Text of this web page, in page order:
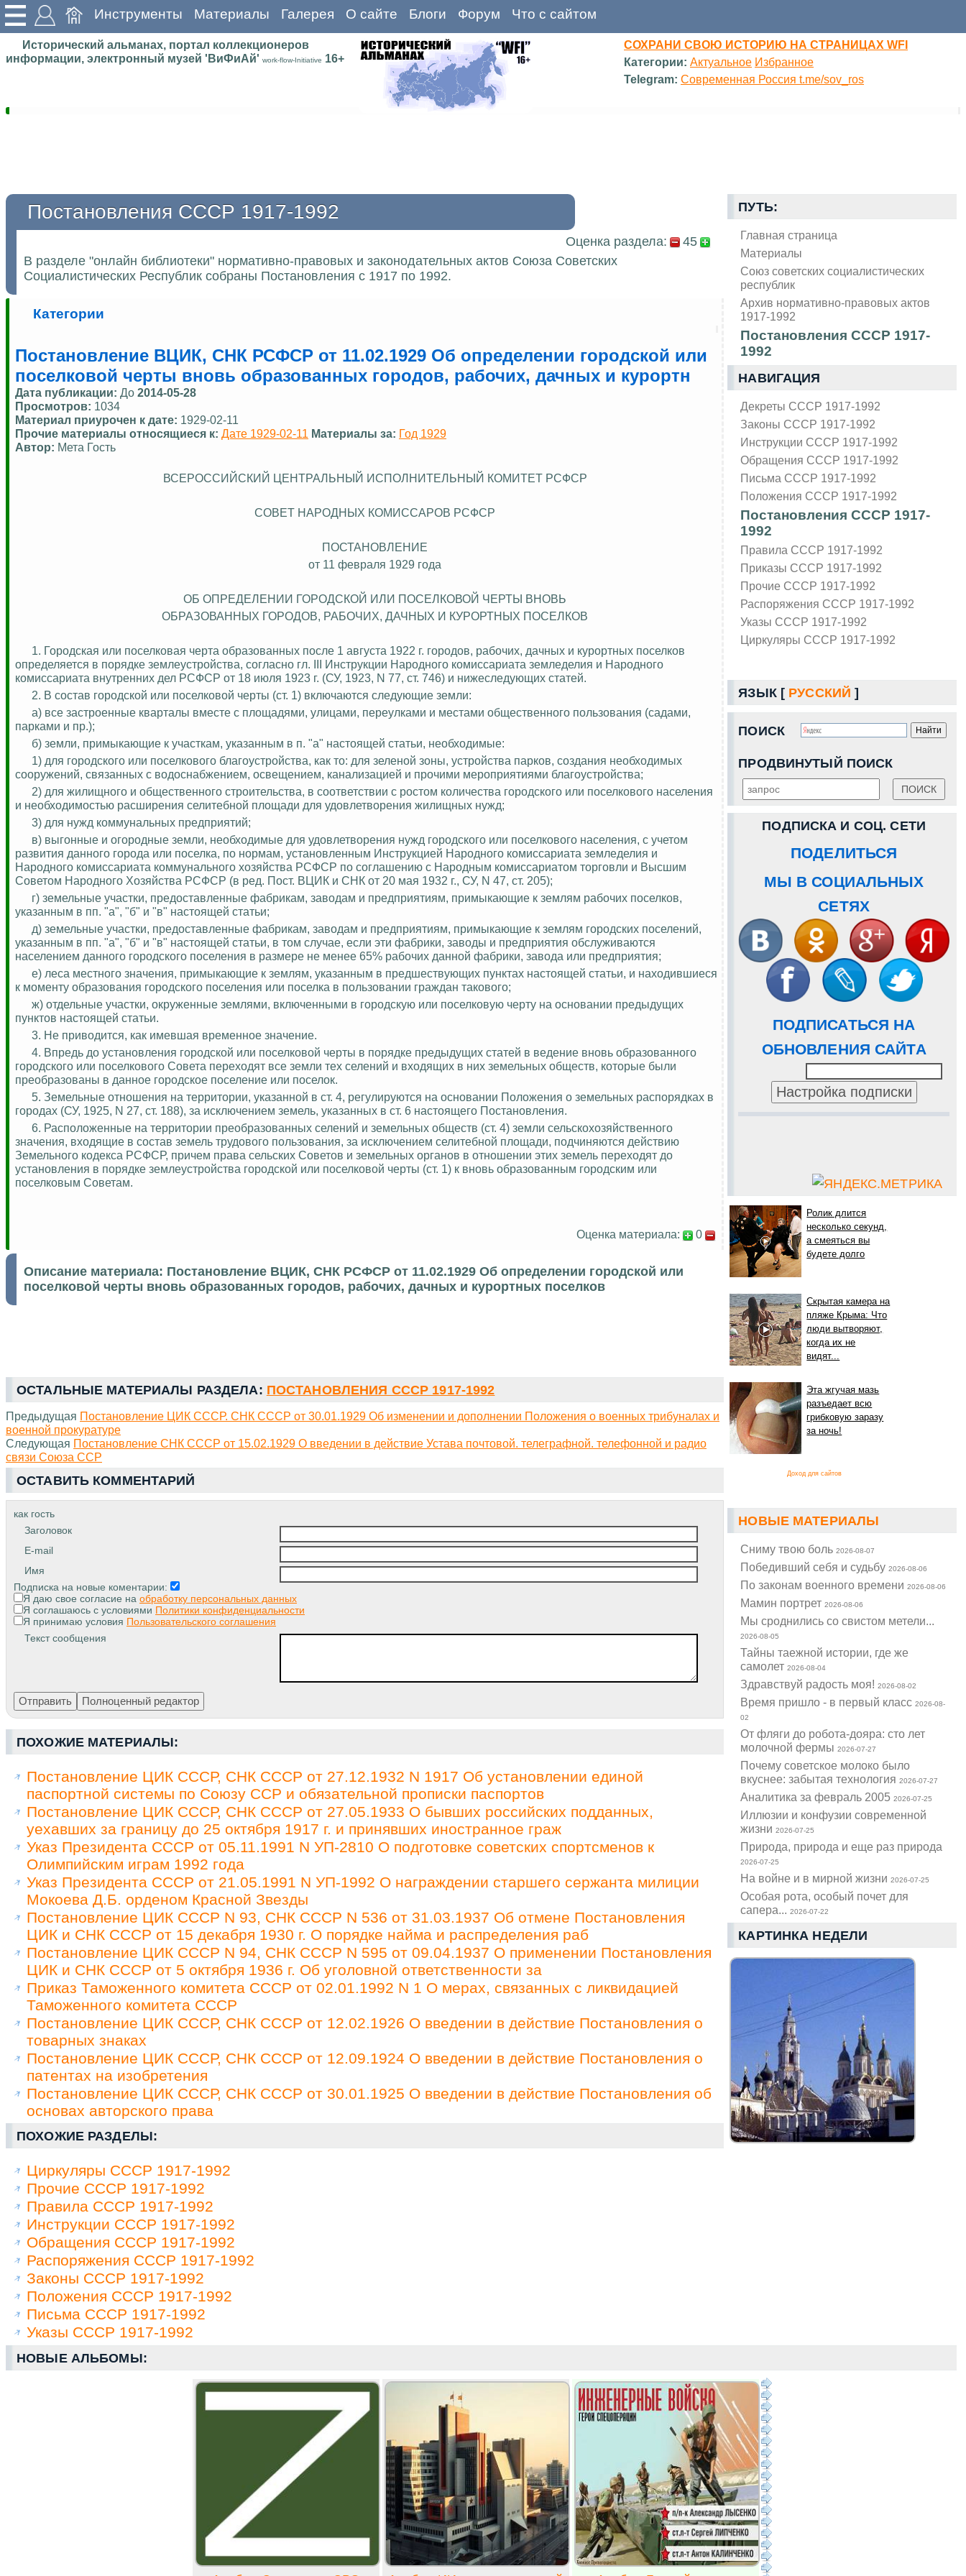
Инструменты Материалы Галерея О сайте Блоги Форум Что с сайтом
Исторический альманах, портал коллекционеров
информации, электронный музей 'ВиФиАй' work-flow-Initiative 16+
СОХРАНИ СВОЮ ИСТОРИЮ НА СТРАНИЦАХ WFI
Категории: Актуальное Избранное
Telegram: Современная Россия t.me/sov_ros
ПУТЬ:
Главная страница
Материалы
Союз советских социалистических
республик
Архив нормативно-правовых актов
1917-1992
Постановления СССР 1917-
1992
НАВИГАЦИЯ
Декреты СССР 1917-1992
Законы СССР 1917-1992
Инструкции СССР 1917-1992
Обращения СССР 1917-1992
Письма СССР 1917-1992
Положения СССР 1917-1992
Постановления СССР 1917-
1992
Правила СССР 1917-1992
Приказы СССР 1917-1992
Прочие СССР 1917-1992
Распоряжения СССР 1917-1992
Указы СССР 1917-1992
Циркуляры СССР 1917-1992
ЯЗЫК [ РУССКИЙ ]
ПОИСК
ПРОДВИНУТЫЙ ПОИСК
ПОДПИСКА И СОЦ. СЕТИ
ПОДЕЛИТЬСЯ
МЫ В СОЦИАЛЬНЫХ
СЕТЯХ
ПОДПИСАТЬСЯ НА
ОБНОВЛЕНИЯ САЙТА
Ролик длится
несколько секунд,
а смеяться вы
будете долго
Скрытая камера на
пляже Крыма: Что
люди вытворяют,
когда их не
видят...
Эта жгучая мазь
разъедает всю
грибковую заразу
за ночь!
Доход для сайтов
НОВЫЕ МАТЕРИАЛЫ
Cниму твою боль2026-08-07
Победивший себя и судьбу2026-08-06
По законам военного времени2026-08-06
Мамин портрет2026-08-06
Мы сроднились со свистом метели...
2026-08-05
Тайны таежной истории, где же
самолет2026-08-04
Здравствуй радость моя!2026-08-02
Время пришло - в первый класс2026-08-
02
От фляги до робота-дояра: сто лет
молочной фермы2026-07-27
Почему советское молоко было
вкуснее: забытая технология2026-07-27
Аналитика за февраль 20052026-07-25
Иллюзии и конфузии современной
жизни2026-07-25
Природа, природа и еще раз природа
2026-07-25
На войне и в мирной жизни2026-07-25
Особая рота, особый почет для
сапера...2026-07-22
КАРТИНКА НЕДЕЛИ
Постановления СССР 1917-1992
Оценка раздела:
45
В разделе "онлайн библиотеки" нормативно-правовых и законодательных актов Союза Советских
Социалистических Республик собраны Постановления с 1917 по 1992.
Категории
Постановление ВЦИК, СНК РСФСР от 11.02.1929 Об определении городской или
поселковой черты вновь образованных городов, рабочих, дачных и курортн
Дата публикации: До 2014-05-28
Просмотров: 1034
Материал приурочен к дате: 1929-02-11
Прочие материалы относящиеся к: Дате 1929-02-11 Материалы за: Год 1929
Автор: Мета Гость
ВСЕРОССИЙСКИЙ ЦЕНТРАЛЬНЫЙ ИСПОЛНИТЕЛЬНЫЙ КОМИТЕТ РСФСР
СОВЕТ НАРОДНЫХ КОМИССАРОВ РСФСР
ПОСТАНОВЛЕНИЕ
от 11 февраля 1929 года
ОБ ОПРЕДЕЛЕНИИ ГОРОДСКОЙ ИЛИ ПОСЕЛКОВОЙ ЧЕРТЫ ВНОВЬ
ОБРАЗОВАННЫХ ГОРОДОВ, РАБОЧИХ, ДАЧНЫХ И КУРОРТНЫХ ПОСЕЛКОВ
1. Городская или поселковая черта образованных после 1 августа 1922 г. городов, рабочих, дачных и курортных поселков
определяется в порядке землеустройства, согласно гл. III Инструкции Народного комиссариата земледелия и Народного
комиссариата внутренних дел РСФСР от 18 июля 1923 г. (СУ, 1923, N 77, ст. 746) и нижеследующих статей.
2. В состав городской или поселковой черты (ст. 1) включаются следующие земли:
а) все застроенные кварталы вместе с площадями, улицами, переулками и местами общественного пользования (садами,
парками и пр.);
б) земли, примыкающие к участкам, указанным в п. "а" настоящей статьи, необходимые:
1) для городского или поселкового благоустройства, как то: для зеленой зоны, устройства парков, создания необходимых
сооружений, связанных с водоснабжением, освещением, канализацией и прочими мероприятиями благоустройства;
2) для жилищного и общественного строительства, в соответствии с ростом количества городского или поселкового населения
и необходимостью расширения селитебной площади для удовлетворения жилищных нужд;
3) для нужд коммунальных предприятий;
в) выгонные и огородные земли, необходимые для удовлетворения нужд городского или поселкового населения, с учетом
развития данного города или поселка, по нормам, установленным Инструкцией Народного комиссариата земледелия и
Народного комиссариата коммунального хозяйства РСФСР по соглашению с Народным комиссариатом торговли и Высшим
Советом Народного Хозяйства РСФСР (в ред. Пост. ВЦИК и СНК от 20 мая 1932 г., СУ, N 47, ст. 205);
г) земельные участки, предоставленные фабрикам, заводам и предприятиям, примыкающие к землям рабочих поселков,
указанным в пп . "а", "б" и "в" настоящей статьи;
д) земельные участки, предоставленные фабрикам, заводам и предприятиям, примыкающие к землям городских поселений,
указанным в пп . "а", "б" и "в" настоящей статьи, в том случае, если эти фабрики, заводы и предприятия обслуживаются
населением данного городского поселения в размере не менее 65% рабочих данной фабрики, завода или предприятия;
е) леса местного значения, примыкающие к землям, указанным в предшествующих пунктах настоящей статьи, и находившиеся
к моменту образования городского поселения или поселка в пользовании граждан такового;
ж) отдельные участки, окруженные землями, включенными в городскую или поселковую черту на основании предыдущих
пунктов настоящей статьи.
3. Не приводится, как имевшая временное значение.
4. Впредь до установления городской или поселковой черты в порядке предыдущих статей в ведение вновь образованного
городского или поселкового Совета переходят все земли тех селений и входящих в них земельных обществ, которые были
преобразованы в данное городское поселение или поселок.
5. Земельные отношения на территории, указанной в ст. 4, регулируются на основании Положения о земельных распорядках в
городах (СУ, 1925, N 27, ст. 188), за исключением земель, указанных в ст. 6 настоящего Постановления.
6. Расположенные на территории преобразованных селений и земельных обществ (ст. 4) земли сельскохозяйственного
значения, входящие в состав земель трудового пользования, за исключением селитебной площади, подчиняются действию
Земельного кодекса РСФСР, причем права сельских Советов и земельных органов в отношении этих земель переходят до
установления в порядке землеустройства городской или поселковой черты (ст. 1) к вновь образованным городским или
поселковым Советам.
Оценка материала: 0
Описание материала: Постановление ВЦИК, СНК РСФСР от 11.02.1929 Об определении городской или
поселковой черты вновь образованных городов, рабочих, дачных и курортных поселков
ОСТАЛЬНЫЕ МАТЕРИАЛЫ РАЗДЕЛА: ПОСТАНОВЛЕНИЯ СССР 1917-1992
Предыдущая Постановление ЦИК СССР. СНК СССР от 30.01.1929 Об изменении и дополнении Положения о военных трибуналах и
военной прокуратуре
Следующая Постановление СНК СССР от 15.02.1929 О введении в действие Устава почтовой. телеграфной. телефонной и радио
связи Союза ССР
ОСТАВИТЬ КОММЕНТАРИЙ
как гость
Заголовок
E-mail
Имя
Подписка на новые коментарии:
Я даю свое согласие на обработку персональных данных
Я соглашаюсь с условиями Политики конфиденциальности
Я принимаю условия Пользовательского соглашения
Текст сообщения
ПОХОЖИЕ МАТЕРИАЛЫ:
Постановление ЦИК СССР, СНК СССР от 27.12.1932 N 1917 Об установлении единой
паспортной системы по Союзу ССР и обязательной прописки паспортов
Постановление ЦИК СССР, СНК СССР от 27.05.1933 О бывших российских подданных,
уехавших за границу до 25 октября 1917 г. и принявших иностранное граж
Указ Президента СССР от 05.11.1991 N УП-2810 О подготовке советских спортсменов к
Олимпийским играм 1992 года
Указ Президента СССР от 21.05.1991 N УП-1992 О награждении старшего сержанта милиции
Мокоева Д.Б. орденом Красной Звезды
Постановление ЦИК СССР N 93, СНК СССР N 536 от 31.03.1937 Об отмене Постановления
ЦИК и СНК СССР от 15 декабря 1930 г. О порядке найма и распределения раб
Постановление ЦИК СССР N 94, СНК СССР N 595 от 09.04.1937 О применении Постановления
ЦИК и СНК СССР от 5 октября 1936 г. Об уголовной ответственности за
Приказ Таможенного комитета СССР от 02.01.1992 N 1 О мерах, связанных с ликвидацией
Таможенного комитета СССР
Постановление ЦИК СССР, СНК СССР от 12.02.1926 О введении в действие Постановления о
товарных знаках
Постановление ЦИК СССР, СНК СССР от 12.09.1924 О введении в действие Постановления о
патентах на изобретения
Постановление ЦИК СССР, СНК СССР от 30.01.1925 О введении в действие Постановления об
основах авторского права
ПОХОЖИЕ РАЗДЕЛЫ:
Циркуляры СССР 1917-1992
Прочие СССР 1917-1992
Правила СССР 1917-1992
Инструкции СССР 1917-1992
Обращения СССР 1917-1992
Распоряжения СССР 1917-1992
Законы СССР 1917-1992
Положения СССР 1917-1992
Письма СССР 1917-1992
Указы СССР 1917-1992
НОВЫЕ АЛЬБОМЫ: